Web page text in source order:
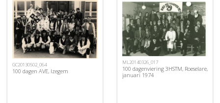
GC20130502_064
100 dagen AVE, Izegem
ML20140326_017
100 dagenviering 3HSTM, Roeselare,
januari 1974